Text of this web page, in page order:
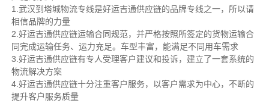
1.武汉到塔城物流专线是好运吉通供应链的品牌专线之一，所以请
相信品牌的力量
2.好运吉通供应链运输合同规范，并严格按照所签定的货物运输合
同完成运输任务、运力充足。车型丰富，能满足不同用车需求
3.好运吉通供应链有专人受理客户建议和投诉，建立了一套系统的
物流解决方案
4.好运吉通供应链十分注重客户服务，以客户需求为中心，不断的
提升客户服务质量